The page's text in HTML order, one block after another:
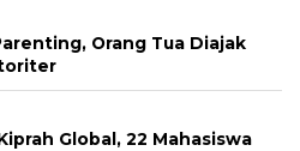
Orang Tua Diajak
Global, 22 Mahasiswa